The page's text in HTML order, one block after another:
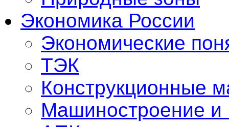
Экономика России
Экономические
ТЭК
Конструкционные
Машиностроение